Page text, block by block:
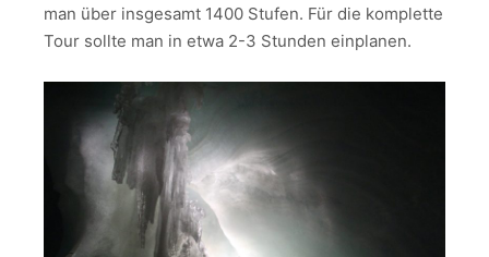
man über insgesamt 1400 Stufen. Für die komplette
Tour sollte man in etwa 2-3 Stunden einplanen.